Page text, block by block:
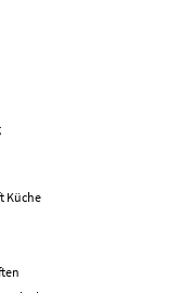
Küche